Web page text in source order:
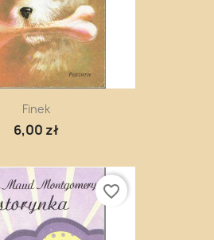
Finek
6,00 zł
favorite_border